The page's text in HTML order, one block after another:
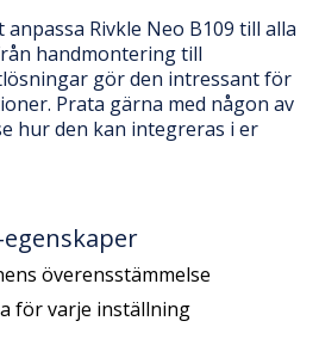
Rivkle Neo B109 till alla
handmontering till
gör den intressant för
Prata gärna med någon av
hur den kan integreras i er
överensstämmelse
för varje inställning